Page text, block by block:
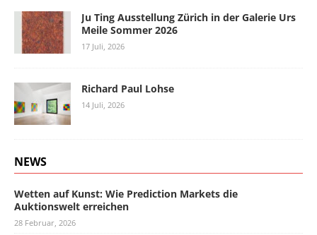
Ju Ting Ausstellung Zürich in der Galerie Urs
Meile Sommer 2026
17 Juli, 2026
Richard Paul Lohse
14 Juli, 2026
NEWS
Wetten auf Kunst: Wie Prediction Markets die
Auktionswelt erreichen
28 Februar, 2026